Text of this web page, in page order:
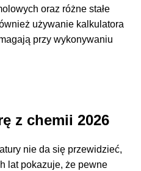
oraz różne stałe
używanie kalkulatora
przy wykonywaniu
z chemii 2026
nie da się przewidzieć,
lat pokazuje, że pewne